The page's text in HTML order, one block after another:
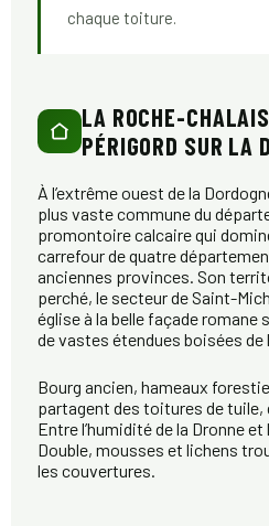
chaque toiture.
LA ROCHE-
PÉRIGORD SUR LA
À l’extrême ouest de la
plus vaste commune du
promontoire calcaire qui
carrefour de quatre
anciennes provinces. Son
perché, le secteur de Saint-
église à la belle façade romane
de vastes étendues boisées de
Bourg ancien, hameaux
partagent des toitures de tuile,
Entre l’humidité de la Dronne et
Double, mousses et lichens
les couvertures.